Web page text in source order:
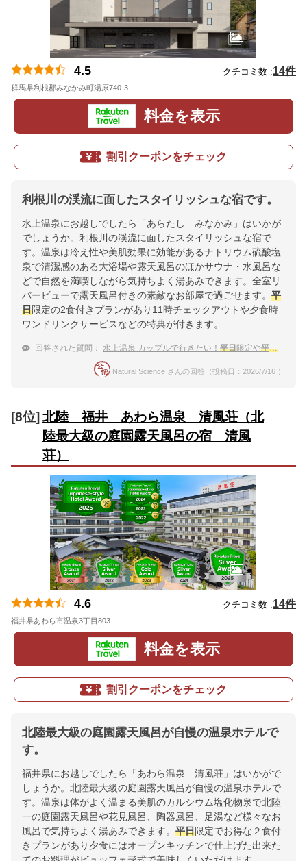
4.5 クチコミ数 :14件
群馬県利根郡みなかみ町湯原740-3
料金を表示
割引クーポンをチェック
利根川の渓流に面したスタイリッシュな宿です。
水上温泉にお越しでしたら「あらたし みなかみ」はいかが
でしょうか。利根川の渓流に面したスタイリッシュな宿で
す。温泉は冷え性や美肌効果に効能があるナトリウム硫酸塩
泉で清潔感のある大浴場や露天風呂のほかサウナ・水風呂な
どで自然を満喫しながら気持ちよく湯あみできます。全室リ
バービューで露天風呂付きの素敵なお部屋で過ごせます。 平
日限定の2食付きプランがあり11時チェックアウトや夕食時
ワンドリンクサービスなどの特典が付きます。
回答された質問： 水上温泉 カップルで行きたい！ 平日限定や平日
Natural Science さんの回答（投稿日：2026/7/16 ）
[8位]北陸 福井 あわら温泉 清風荘（北
陸最大級の庭園露天風呂の宿 清風
荘）
4.6 クチコミ数 :14件
福井県あわら市温泉3丁目803
料金を表示
割引クーポンをチェック
北陸最大級の庭園露天風呂が自慢の温泉ホテルで
す。
福井県にお越しでしたら「あわら温泉 清風荘」はいかがで
しょうか。北陸最大級の庭園露天風呂が自慢の温泉ホテルで
す。温泉は体がよく温まる美肌のカルシウム塩化物泉で北陸
一の庭園露天風呂や花見風呂、陶器風呂、足湯など様々なお
風呂で気持ちよく湯あみできます。 平日限定でお得な２食付
きプランがあり夕食にはオープンキッチンで仕上げた出来た